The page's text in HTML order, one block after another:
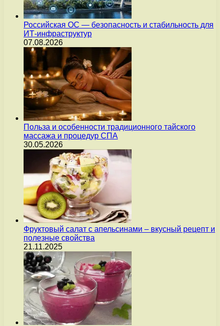
Российская ОС — безопасность и стабильность для
ИТ-инфраструктур
07.08.2026
Польза и особенности традиционного тайского
массажа и процедур СПА
30.05.2026
Фруктовый салат с апельсинами – вкусный рецепт и
полезные свойства
21.11.2025